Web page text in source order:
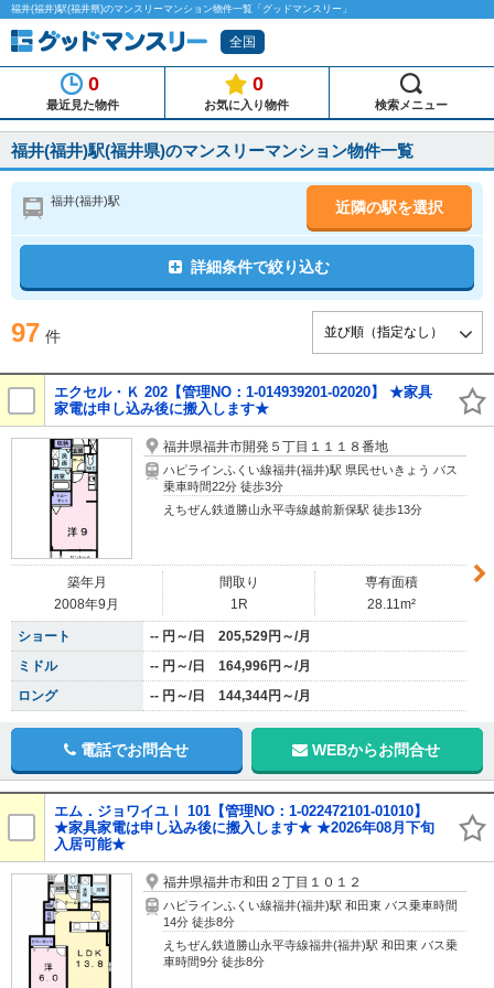
福井(福井)駅(福井県)のマンスリーマンション物件一覧「グッドマンスリー」
全国
0
最近見た物件
0
お気に入り物件 検索メニュー
福井(福井)駅(福井県)のマンスリーマンション物件一覧
福井(福井)駅 近隣の駅を選択
詳細条件で絞り込む
97 件
エクセル・Ｋ 202【管理NO：1-014939201-02020】 ★家具
家電は申し込み後に搬入します★
福井県福井市開発５丁目１１１８番地
ハピラインふくい線福井(福井)駅 県民せいきょう バス
乗車時間22分 徒歩3分
えちぜん鉄道勝山永平寺線越前新保駅 徒歩13分
築年月
2008年9月
間取り
1R
専有面積
28.11m²
ショート
-- 円～/日 205,529円～/月
ミドル
-- 円～/日 164,996円～/月
ロング
-- 円～/日 144,344円～/月
電話でお問合せ WEBからお問合せ
エム．ジョワイユⅠ 101【管理NO：1-022472101-01010】
★家具家電は申し込み後に搬入します★ ★2026年08月下旬
入居可能★
福井県福井市和田２丁目１０１２
ハピラインふくい線福井(福井)駅 和田東 バス乗車時間
14分 徒歩8分
えちぜん鉄道勝山永平寺線福井(福井)駅 和田東 バス乗
車時間9分 徒歩8分